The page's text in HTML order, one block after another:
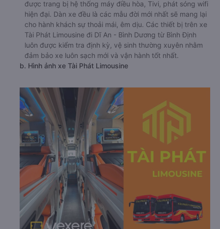
được trang bị hệ thống máy điều hòa, Tivi, phát sóng wifi
hiện đại. Dàn xe đều là các mẫu đời mới nhất sẽ mang lại
cho hành khách sự thoải mái, êm dịu. Các thiết bị trên xe
Tài Phát Limousine đi Dĩ An - Bình Dương từ Bình Định
luôn được kiểm tra định kỳ, vệ sinh thường xuyên nhằm
đảm bảo xe luôn sạch mới và vận hành tốt nhất.
b. Hình ảnh xe Tài Phát Limousine